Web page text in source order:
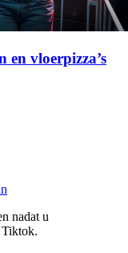
en vloerpizza’s
nadat u
Tiktok.